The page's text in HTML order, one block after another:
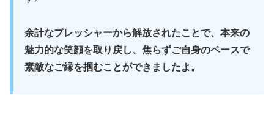
余計なプレッシャーから解放されたことで、本来の
魅力的な笑顔を取り戻し、焦らずご自身のペースで
素敵なご縁を掴むことができましたよ。